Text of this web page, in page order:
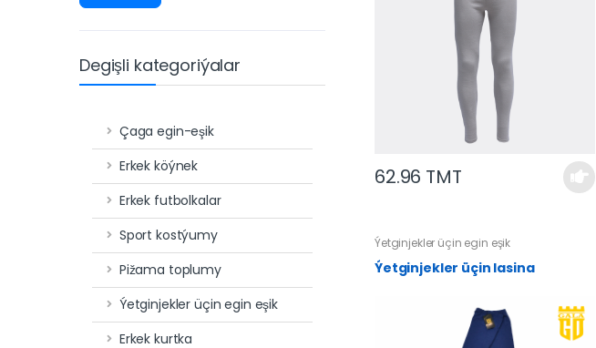
Degişli kategoriýalar
Çaga egin-eşik
Erkek köýnek
Erkek futbolkalar
Sport kostýumy
Pižama toplumy
Ýetginjekler üçin egin eşik
Erkek kurtka
62.96 TMT
Ýetginjekler üçin egin eşik
Ýetginjekler üçin lasina